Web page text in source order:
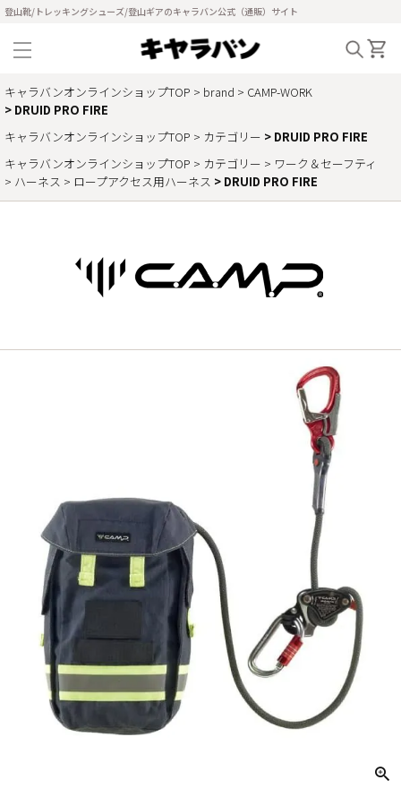
登山靴/トレッキングシューズ/登山ギアのキャラバン公式（通販）サイト
キャラバンオンラインショップTOP brand
CAMP-WORK
DRUID PRO FIRE
キャラバンオンラインショップTOP
カテゴリー
DRUID PRO FIRE
キャラバンオンラインショップTOP
カテゴリー
ワーク＆セーフティ
ハーネス
ロープアクセス用ハーネス DRUID PRO FIRE